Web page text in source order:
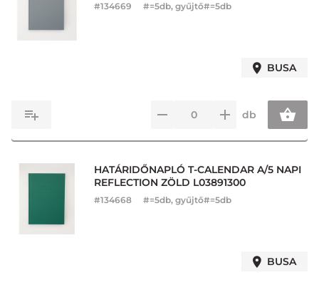
#134669 #=5db, gyűjtő#=5db
BUSA
db
HATÁRIDŐNAPLÓ T-CALENDAR A/5 NAPI
REFLECTION ZÖLD L03891300
#134668 #=5db, gyűjtő#=5db
BUSA